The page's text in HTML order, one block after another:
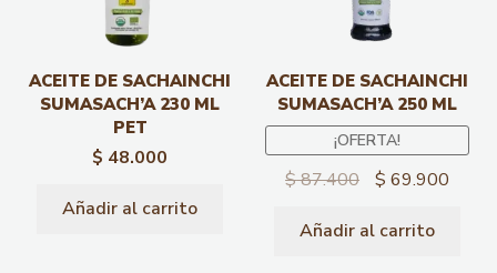
ACEITE DE SACHAINCHI
SUMASACH’A 230 ML
PET
$ 48.000
Añadir al carrito
ACEITE DE SACHAINCHI
SUMASACH’A 250 ML
¡OFERTA!
$87.400 $ 69.900
Añadir al carrito